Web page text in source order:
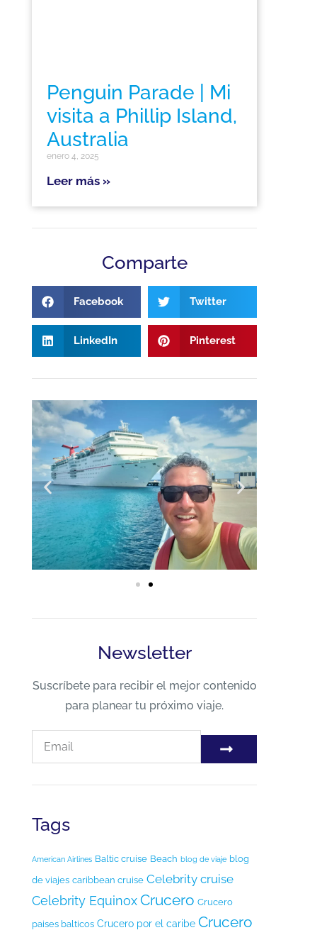
Penguin Parade | Mi
visita a Phillip Island,
Australia
enero 4, 2025
Leer más »
Comparte
Facebook Twitter
LinkedIn Pinterest
Newsletter
Suscríbete para recibir el mejor contenido
para planear tu próximo viaje.
Tags
American Airlines Baltic cruise Beach blog de viaje blog
de viajes caribbean cruise Celebrity cruise
Celebrity EquinoxCrucero Crucero
paises balticos Crucero por el caribe Crucero